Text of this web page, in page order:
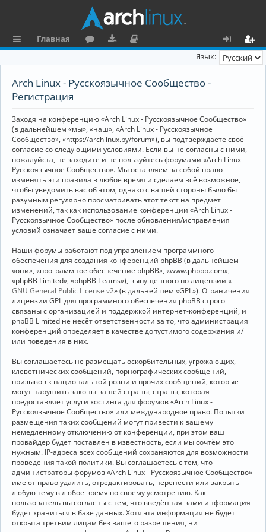
л
и
Главная
н
та
ц
и
я
х
ег
Язык:
Arch Linux - Русскоязычное Сообщество -
Регистрация
Заходя на конференцию «Arch Linux - Русскоязычное Сообщество»
(в дальнейшем «мы», «наш», «Arch Linux - Русскоязычное
Сообщество», «https://archlinux.by/forum»), вы подтверждаете своё
согласие со следующими условиями. Если вы не согласны с ними,
пожалуйста, не заходите и не пользуйтесь форумами «Arch Linux -
Русскоязычное Сообщество». Мы оставляем за собой право
изменять эти правила в любое время и сделаем всё возможное,
чтобы уведомить вас об этом, однако с вашей стороны было бы
разумным регулярно просматривать этот текст на предмет
изменений, так как использование конференции «Arch Linux -
Русскоязычное Сообщество» после обновления/исправления
условий означает ваше согласие с ними.
Наши форумы работают под управлением программного
обеспечения для создания конференций phpBB (в дальнейшем
«они», «программное обеспечение phpBB», «www.phpbb.com»,
«phpBB Limited», «phpBB Teams»), выпущенного по лицензии «
GNU General Public License v2» (в дальнейшем «GPL»). Ограничения
лицензии GPL для программного обеспечения phpBB строго
связаны с организацией и поддержкой интернет-конференций, и
phpBB Limited не несёт ответственности за то, что администрация
конференций определяет в качестве допустимого содержания и/
или поведения в них.
Вы соглашаетесь не размещать оскорбительных, угрожающих,
клеветнических сообщений, порнографических сообщений,
призывов к национальной розни и прочих сообщений, которые
могут нарушить законы вашей страны, страны, которая
предоставляет услуги хостинга для форумов «Arch Linux -
Русскоязычное Сообщество» или международное право. Попытки
размещения таких сообщений могут привести к вашему
немедленному отключению от конференции, при этом ваш
провайдер будет поставлен в известность, если мы сочтём это
нужным. IP-адреса всех сообщений сохраняются для возможности
проведения такой политики. Вы соглашаетесь с тем, что
администраторы форумов «Arch Linux - Русскоязычное Сообщество»
имеют право удалить, отредактировать, перенести или закрыть
любую тему в любое время по своему усмотрению. Как
пользователь вы согласны с тем, что введённая вами информация
будет храниться в базе данных. Хотя эта информация не будет
открыта третьим лицам без вашего разрешения, ни